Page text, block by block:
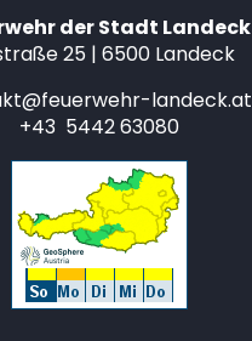
der Stadt Landeck
25 | 6500 Landeck
landeck.at
+43 5442 63080